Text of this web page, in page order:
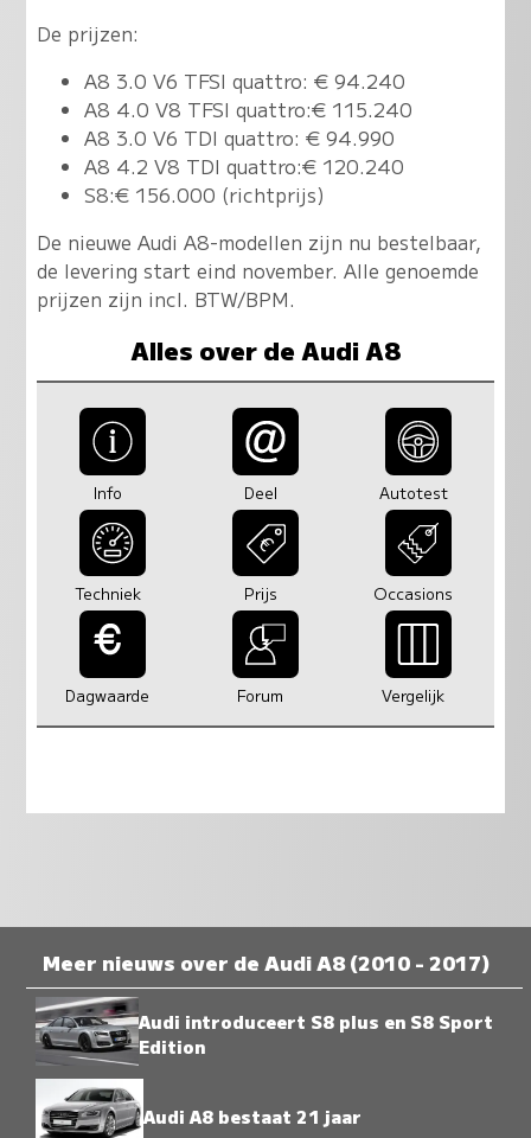
De prijzen:
A8 3.0 V6 TFSI quattro: € 94.240
A8 4.0 V8 TFSI quattro:€ 115.240
A8 3.0 V6 TDI quattro: € 94.990
A8 4.2 V8 TDI quattro:€ 120.240
S8:€ 156.000 (richtprijs)
De nieuwe Audi A8-modellen zijn nu bestelbaar,
de levering start eind november. Alle genoemde
prijzen zijn incl. BTW/BPM.
Alles over de Audi A8
Info Deel Autotest
Techniek Prijs Occasions
Dagwaarde Forum Vergelijk
Meer nieuws over de Audi A8 (2010 - 2017)
Audi introduceert S8 plus en S8 Sport
Edition
Audi A8 bestaat 21 jaar